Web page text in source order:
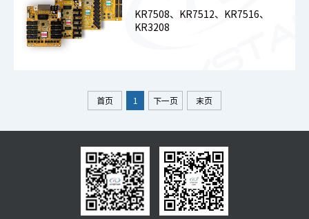
KR7508、KR7512、KR7516、
KR3208
首页 1 下一页 末页